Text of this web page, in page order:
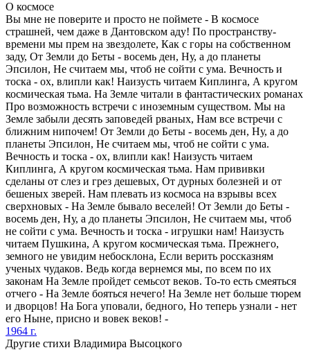
О космосе
Вы мне не поверите и просто не поймете - В космосе
страшней, чем даже в Дантовском аду! По пространству-
времени мы прем на звездолете, Как с горы на собственном
заду, От Земли до Беты - восемь ден, Ну, а до планеты
Эпсилон, Не считаем мы, чтоб не сойти с ума. Вечность и
тоска - ох, влипли как! Наизусть читаем Киплинга, А кругом
космическая тьма. На Земле читали в фантастических романах
Про возможность встречи с иноземным существом. Мы на
Земле забыли десять заповедей рваных, Нам все встречи с
ближним нипочем! От Земли до Беты - восемь ден, Ну, а до
планеты Эпсилон, Не считаем мы, чтоб не сойти с ума.
Вечность и тоска - ох, влипли как! Наизусть читаем
Киплинга, А кругом космическая тьма. Нам прививки
сделаны от слез и грез дешевых, От дурных болезней и от
бешеных зверей. Нам плевать из космоса на взрывы всех
сверхновых - На Земле бывало веселей! От Земли до Беты -
восемь ден, Ну, а до планеты Эпсилон, Не считаем мы, чтоб
не сойти с ума. Вечность и тоска - игрушки нам! Наизусть
читаем Пушкина, А кругом космическая тьма. Прежнего,
земного не увидим небосклона, Если верить россказням
ученых чудаков. Ведь когда вернемся мы, по всем по их
законам На Земле пройдет семьсот веков. То-то есть смеяться
отчего - На Земле бояться нечего! На Земле нет больше тюрем
и дворцов! На Бога уповали, бедного, Но теперь узнали - нет
его Ныне, присно и вовек веков! -
1964 г.
Другие стихи Владимира Высоцкого